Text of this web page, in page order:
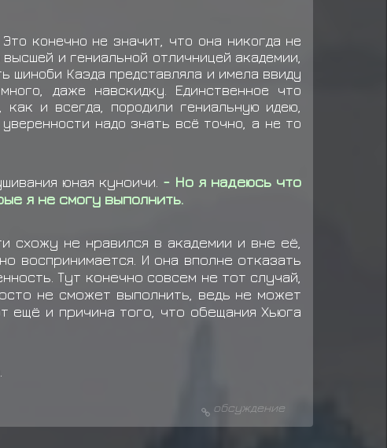
Еда: Данго (*3)
предметЕда: Данго (*3)
конечно не значит, что она никогда не
и гениальной отличницей академии,
шиноби Каэда представляла и имела ввиду
даже навскидку. Единственное что
и всегда, породили гениальную идею,
надо знать всё точно, а не то
юная куноичи. - Но я надеюсь что
я не смогу выполнить.
схожу не нравился в академии и вне её,
воспринимается. И она вполне отказать
Тут конечно совсем не тот случай,
не сможет выполнить, ведь не может
ещё и причина того, что обещания Хьюга
обсуждение